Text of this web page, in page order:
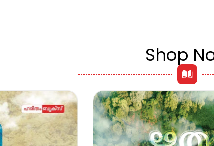
Shop